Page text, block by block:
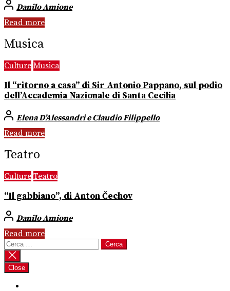
Danilo Amione
Read more
Musica
Culture Musica
Il “ritorno a casa” di Sir Antonio Pappano, sul podio
dell’Accademia Nazionale di Santa Cecilia
Elena D’Alessandri e Claudio Filippello
Read more
Teatro
Culture Teatro
“Il gabbiano”, di Anton Čechov
Danilo Amione
Read more
Ricerca
per:
Close